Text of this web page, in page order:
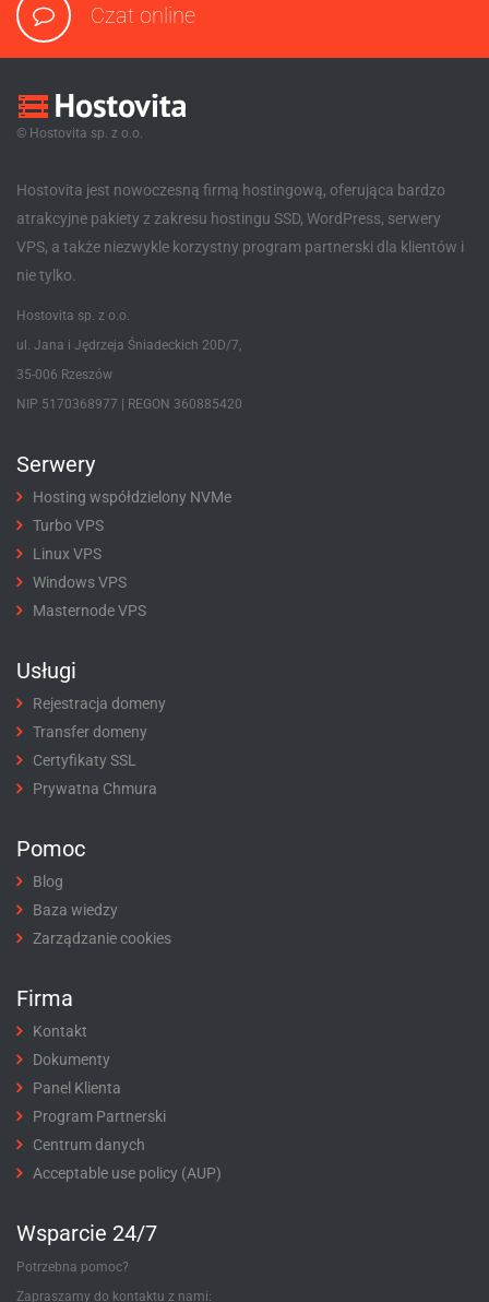
Czat online
© Hostovita sp. z o.o.
Hostovita jest nowoczesną firmą hostingową, oferująca bardzo
atrakcyjne pakiety z zakresu hostingu SSD, WordPress, serwery
VPS, a także niezwykle korzystny program partnerski dla klientów i
nie tylko.
Hostovita sp. z o.o.
ul. Jana i Jędrzeja Śniadeckich 20D/7,
35-006 Rzeszów
NIP 5170368977 | REGON 360885420
Serwery
Hosting współdzielony NVMe
Turbo VPS
Linux VPS
Windows VPS
Masternode VPS
Usługi
Rejestracja domeny
Transfer domeny
Certyfikaty SSL
Prywatna Chmura
Pomoc
Blog
Baza wiedzy
Zarządzanie cookies
Firma
Kontakt
Dokumenty
Panel Klienta
Program Partnerski
Centrum danych
Acceptable use policy (AUP)
Wsparcie 24/7
Potrzebna pomoc?
Zapraszamy do kontaktu z nami: